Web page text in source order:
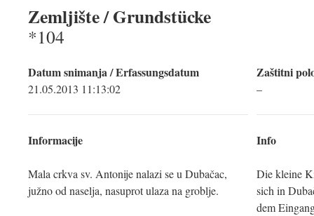
Zemljište / Grundstücke
*104
Datum snimanja / Erfassungsdatum
21.05.2013 11:13:02
Informacije
Mala crkva sv. Antonije nalazi se u Dubačac,
južno od naselja, nasuprot ulaza na groblje.
Zaštitni
–
Info
Die kleine
sich in
dem